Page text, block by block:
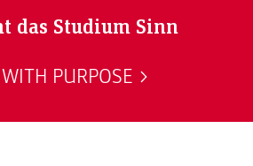
das Studium Sinn
PURPOSE